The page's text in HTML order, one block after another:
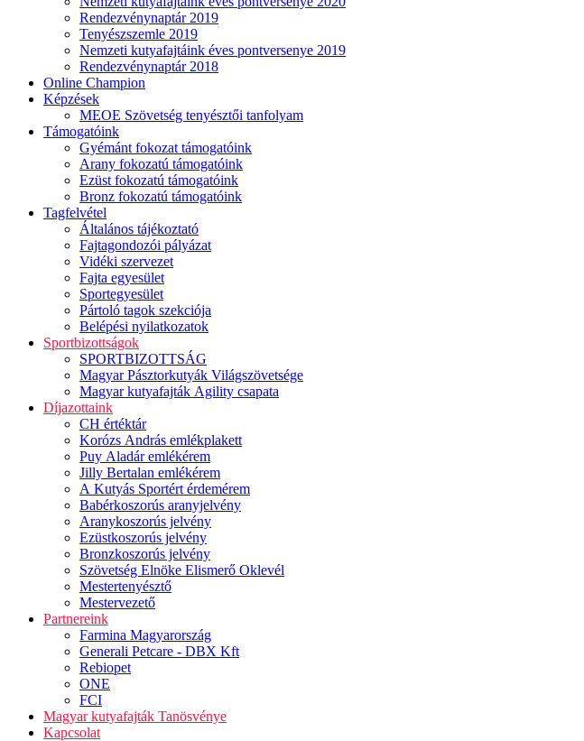
Rendezvénynaptár 2019
Tenyészszemle 2019
Nemzeti kutyafajtáink éves pontversenye 2019
Rendezvénynaptár 2018
Online Champion
Képzések
MEOE Szövetség tenyésztői tanfolyam
Támogatóink
Gyémánt fokozat támogatóink
Arany fokozatú támogatóink
Ezüst fokozatú támogatóink
Bronz fokozatú támogatóink
Tagfelvétel
Általános tájékoztató
Fajtagondozói pályázat
Vidéki szervezet
Fajta egyesület
Sportegyesület
Pártoló tagok szekciója
Belépési nyilatkozatok
Sportbizottságok
SPORTBIZOTTSÁG
Magyar Pásztorkutyák Világszövetsége
Magyar kutyafajták Agility csapata
Díjazottaink
CH értéktár
Korózs András emlékplakett
Puy Aladár emlékérem
Jilly Bertalan emlékérem
A Kutyás Sportért érdemérem
Babérkoszorús aranyjelvény
Aranykoszorús jelvény
Ezüstkoszorús jelvény
Bronzkoszorús jelvény
Szövetség Elnöke Elismerő Oklevél
Mestertenyésztő
Mestervezető
Partnereink
Farmina Magyarország
Generali Petcare - DBX Kft
Rebiopet
ONE
FCI
Magyar kutyafajták Tanösvénye
Kapcsolat